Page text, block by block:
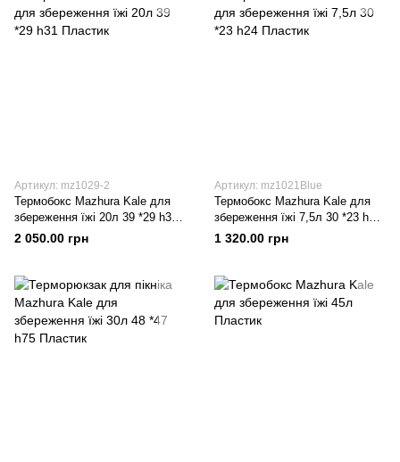
Артикул: mz1029-2
Термобокс Mazhura Kale для
збереження їжі 20л 39 *29 h31
Пластик
2 050.00 грн
Артикул: mz1021Blue
Термобокс Mazhura Kale для
збереження їжі 7,5л 30 *23 h24
Пластик
1 320.00 грн